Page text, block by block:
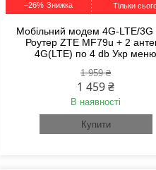
–26% Тільки
Мобільний модем 4G-LTE/3G
Роутер ZTE MF79u + 2
4G(LTE) по 4 db Укр меню
1 959 ₴
1 459 ₴
В наявності
Купити